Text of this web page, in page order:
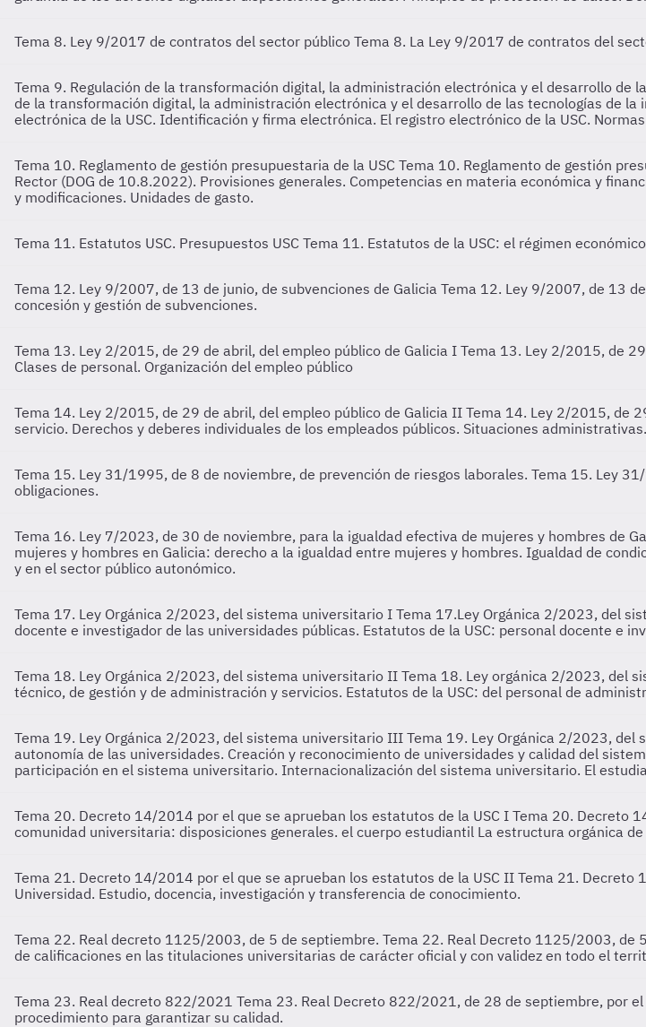
Tema 8. Ley 9/2017 de contratos del sector público Tema 8. La Ley 9/2017 de contratos del
Tema 9. Regulación de la transformación digital, la administración electrónica y el desarrollo de
de la transformación digital, la administración electrónica y el desarrollo de las tecnologías de la
electrónica de la USC. Identificación y firma electrónica. El registro electrónico de la USC.
Tema 10. Reglamento de gestión presupuestaria de la USC Tema 10. Reglamento de gestión
Rector (DOG de 10.8.2022). Provisiones generales. Competencias en materia económica y
y modificaciones. Unidades de gasto.
Tema 11. Estatutos USC. Presupuestos USC Tema 11. Estatutos de la USC: el régimen
Tema 12. Ley 9/2007, de 13 de junio, de subvenciones de Galicia Tema 12. Ley 9/2007, de 13
concesión y gestión de subvenciones.
Tema 13. Ley 2/2015, de 29 de abril, del empleo público de Galicia I Tema 13. Ley 2/2015, de
Clases de personal. Organización del empleo público
Tema 14. Ley 2/2015, de 29 de abril, del empleo público de Galicia II Tema 14. Ley 2/2015, de
servicio. Derechos y deberes individuales de los empleados públicos. Situaciones administrativas.
Tema 15. Ley 31/1995, de 8 de noviembre, de prevención de riesgos laborales. Tema 15. Ley
obligaciones.
Tema 16. Ley 7/2023, de 30 de noviembre, para la igualdad efectiva de mujeres y hombres de
mujeres y hombres en Galicia: derecho a la igualdad entre mujeres y hombres. Igualdad de
y en el sector público autonómico.
Tema 17. Ley Orgánica 2/2023, del sistema universitario I Tema 17.Ley Orgánica 2/2023, del
docente e investigador de las universidades públicas. Estatutos de la USC: personal docente e
Tema 18. Ley Orgánica 2/2023, del sistema universitario II Tema 18. Ley orgánica 2/2023, del
técnico, de gestión y de administración y servicios. Estatutos de la USC: del personal de
Tema 19. Ley Orgánica 2/2023, del sistema universitario III Tema 19. Ley Orgánica 2/2023, del
autonomía de las universidades. Creación y reconocimiento de universidades y calidad del
participación en el sistema universitario. Internacionalización del sistema universitario. El
Tema 20. Decreto 14/2014 por el que se aprueban los estatutos de la USC I Tema 20. Decreto
comunidad universitaria: disposiciones generales. el cuerpo estudiantil La estructura orgánica
Tema 21. Decreto 14/2014 por el que se aprueban los estatutos de la USC II Tema 21. Decreto
Universidad. Estudio, docencia, investigación y transferencia de conocimiento.
Tema 22. Real decreto 1125/2003, de 5 de septiembre. Tema 22. Real Decreto 1125/2003, de
de calificaciones en las titulaciones universitarias de carácter oficial y con validez en todo el
Tema 23. Real decreto 822/2021 Tema 23. Real Decreto 822/2021, de 28 de septiembre, por
procedimiento para garantizar su calidad.